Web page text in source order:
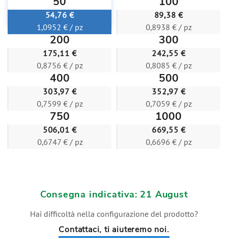
54,76 €
1,0952 € / pz
89,38 €
0,8938 € / pz
200
175,11 €
0,8756 € / pz
300
242,55 €
0,8085 € / pz
400
303,97 €
0,7599 € / pz
500
352,97 €
0,7059 € / pz
750
506,01 €
0,6747 € / pz
1000
669,55 €
0,6696 € / pz
Consegna indicativa: 21 August
Hai difficoltà nella configurazione del prodotto?
Contattaci, ti aiuteremo noi.